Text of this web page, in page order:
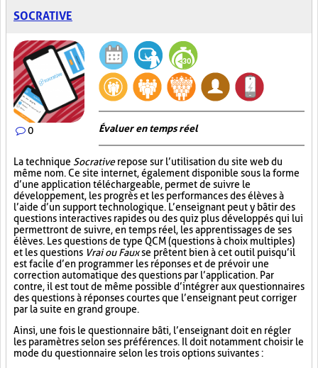
SOCRATIVE
0 Évaluer en temps réel
La technique Socrativerepose sur l’utilisation du site web du
même nom. Ce site internet, également disponible sous la forme
d’une application téléchargeable, permet de suivre le
développement, les progrès et les performances des élèves à
l’aide d’un support technologique. L’enseignant peut y bâtir des
questions interactives rapides ou des quiz plus développés qui lui
permettront de suivre, en temps réel, les apprentissages de ses
élèves. Les questions de type QCM (questions à choix multiples)
et les questions Vrai ou Fauxse prêtent bien à cet outil puisqu’il
est facile d’en programmer les réponses et de prévoir une
correction automatique des questions par l’application. Par
contre, il est tout de même possible d’intégrer aux questionnaires
des questions à réponses courtes que l’enseignant peut corriger
par la suite en grand groupe.
Ainsi, une fois le questionnaire bâti, l’enseignant doit en régler
les paramètres selon ses préférences. Il doit notamment choisir le
mode du questionnaire selon les trois options suivantes :